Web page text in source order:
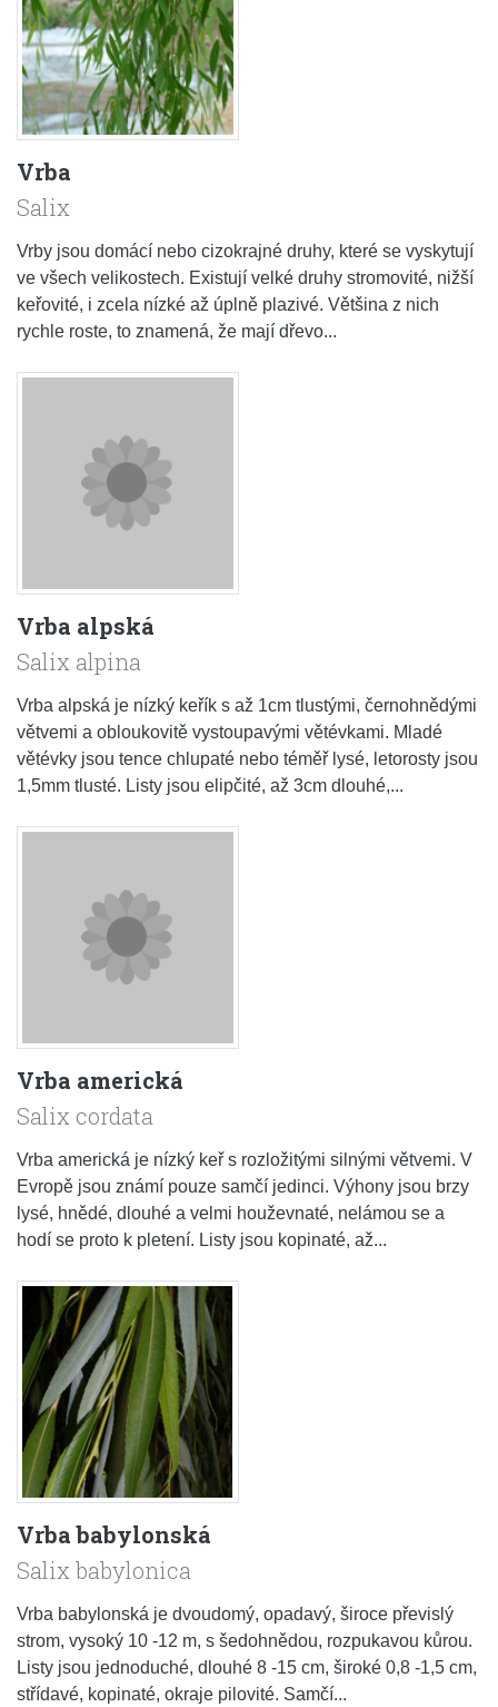
Vrba
Salix
Vrby jsou domácí nebo cizokrajné druhy, které se vyskytují
ve všech velikostech. Existují velké druhy stromovité, nižší
keřovité, i zcela nízké až úplně plazivé. Většina z nich
rychle roste, to znamená, že mají dřevo...
Vrba alpská
Salix alpina
Vrba alpská je nízký keřík s až 1cm tlustými, černohnědými
větvemi a obloukovitě vystoupavými větévkami. Mladé
větévky jsou tence chlupaté nebo téměř lysé, letorosty jsou
1,5mm tlusté. Listy jsou elipčité, až 3cm dlouhé,...
Vrba americká
Salix cordata
Vrba americká je nízký keř s rozložitými silnými větvemi. V
Evropě jsou známí pouze samčí jedinci. Výhony jsou brzy
lysé, hnědé, dlouhé a velmi houževnaté, nelámou se a
hodí se proto k pletení. Listy jsou kopinaté, až...
Vrba babylonská
Salix babylonica
Vrba babylonská je dvoudomý, opadavý, široce převislý
strom, vysoký 10 -12 m, s šedohnědou, rozpukavou kůrou.
Listy jsou jednoduché, dlouhé 8 -15 cm, široké 0,8 -1,5 cm,
střídavé, kopinaté, okraje pilovité. Samčí...